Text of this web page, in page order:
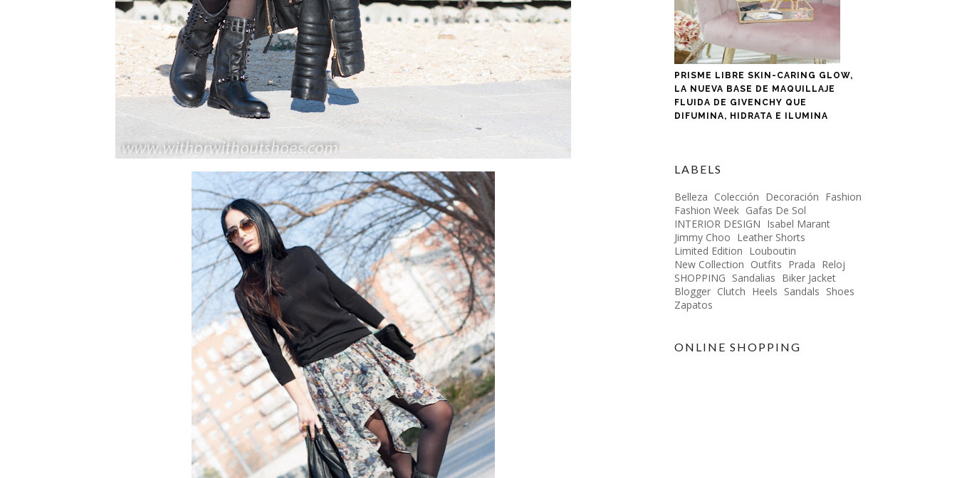
PRISME LIBRE SKIN-CARING GLOW,
LA NUEVA BASE DE MAQUILLAJE
FLUIDA DE GIVENCHY QUE
DIFUMINA, HIDRATA E ILUMINA
LABELS
Belleza Colección Decoración Fashion
Fashion Week Gafas De Sol
INTERIOR DESIGN Isabel Marant
Jimmy Choo Leather Shorts
Limited Edition Louboutin
New Collection Outfits Prada Reloj
SHOPPING Sandalias Biker Jacket
Blogger Clutch Heels Sandals Shoes
Zapatos
ONLINE SHOPPING